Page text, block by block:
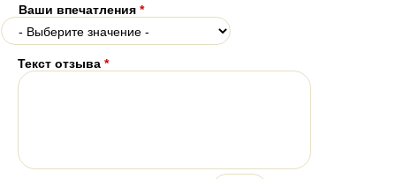
Ваши впечатления *
Текст отзыва *